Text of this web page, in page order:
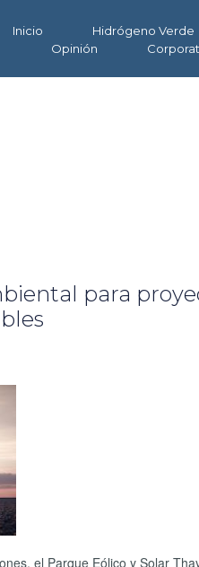
Inicio Hidrógeno Verde
Opinión
para
el Parque Eólico y Solar